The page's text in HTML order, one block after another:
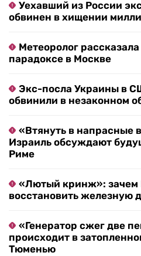
Уехавший из России
обвинен в хищении
Метеоролог
парадоксе в Москве
Экс-посла Украины в
обвинили в незаконном
«Втянуть в напрасные
Израиль обсуждают
Риме
«Лютый кринж»:
восстановить железную
«Генератор сжег две
происходит в
Тюменью